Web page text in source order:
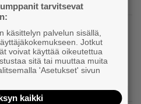
7
tarvitsevat
käsittelyn palvelun sisällä,
Jotkut
voivat käyttää oikeutettua
sitä tai muuttaa muita
'Asetukset' sivun
kaikki